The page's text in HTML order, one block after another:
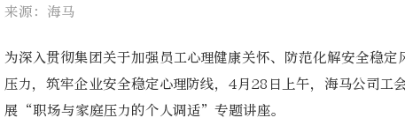
来源：海马
为深入贯彻集团关于加强员工心理健康关怀、防范化解安全稳
压力，筑牢企业安全稳定心理防线，4月28日上午，海马公司工
展“职场与家庭压力的个人调适”专题讲座。